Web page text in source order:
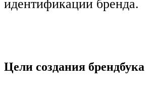
идентификации бренда.
Цели создания брендбука